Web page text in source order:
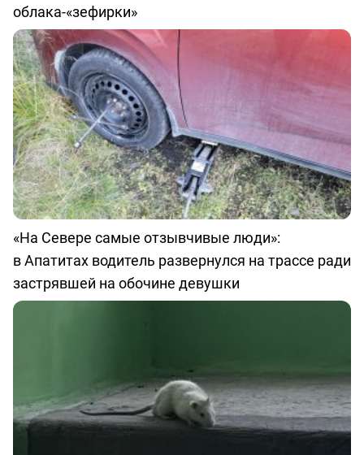
облака-«зефирки»
«На Севере самые отзывчивые люди»:
в Апатитах водитель развернулся на трассе ради
застрявшей на обочине девушки